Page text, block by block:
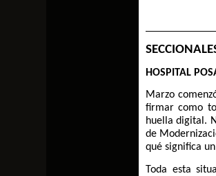
HOSPITAL
Marzo
firmar como
huella digital.
de
qué significa
Toda esta